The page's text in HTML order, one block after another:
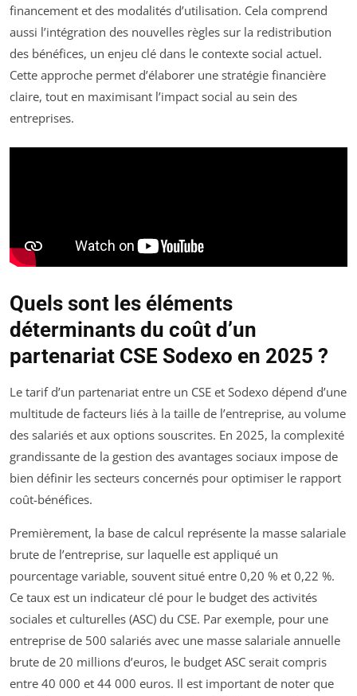
financement et des modalités d’utilisation. Cela comprend
aussi l’intégration des nouvelles règles sur la redistribution
des bénéfices, un enjeu clé dans le contexte social actuel.
Cette approche permet d’élaborer une stratégie financière
claire, tout en maximisant l’impact social au sein des
entreprises.
Quels sont les éléments
déterminants du coût d’un
partenariat CSE Sodexo en 2025 ?
Le tarif d’un partenariat entre un CSE et Sodexo dépend d’une
multitude de facteurs liés à la taille de l’entreprise, au volume
des salariés et aux options souscrites. En 2025, la complexité
grandissante de la gestion des avantages sociaux impose de
bien définir les secteurs concernés pour optimiser le rapport
coût-bénéfices.
Premièrement, la base de calcul représente la masse salariale
brute de l’entreprise, sur laquelle est appliqué un
pourcentage variable, souvent situé entre 0,20 % et 0,22 %.
Ce taux est un indicateur clé pour le budget des activités
sociales et culturelles (ASC) du CSE. Par exemple, pour une
entreprise de 500 salariés avec une masse salariale annuelle
brute de 20 millions d’euros, le budget ASC serait compris
entre 40 000 et 44 000 euros. Il est important de noter que